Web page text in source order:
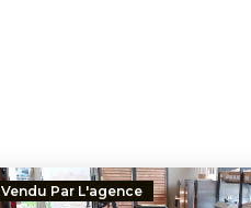
Vendu Par L'agence